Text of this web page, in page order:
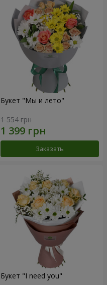
Букет "Мы и лето"
1 554 грн
Заказать
Букет "I need you"